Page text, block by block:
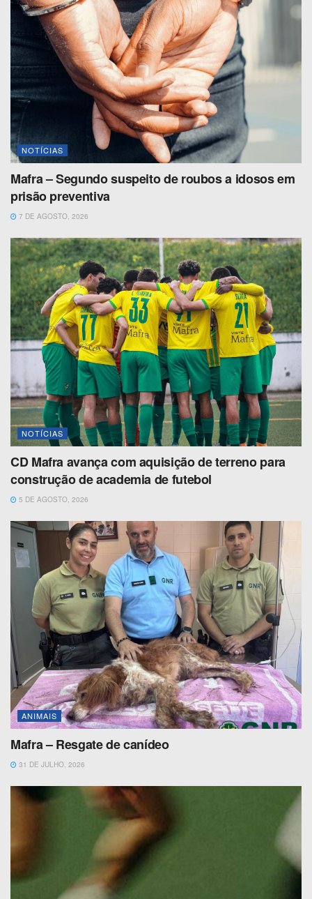
NOTÍCIAS
Mafra – Segundo suspeito de roubos a idosos em
prisão preventiva
7 DE AGOSTO, 2026
NOTÍCIAS
CD Mafra avança com aquisição de terreno para
construção de academia de futebol
5 DE AGOSTO, 2026
ANIMAIS
Mafra – Resgate de canídeo
31 DE JULHO, 2026